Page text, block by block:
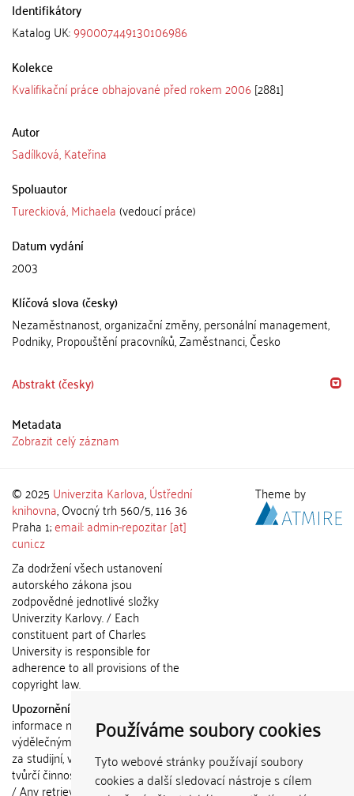
Používáme soubory cookies
Tyto webové stránky používají soubory
cookies a další sledovací nástroje s cílem
Identifikátory
Katalog UK:990007449130106986
Kolekce
Kvalifikační práce obhajované před rokem 2006[2881]
Autor
Sadílková, Kateřina
Spoluautor
Tureckiová, Michaela(vedoucí práce)
Datum vydání
2003
Klíčová slova (česky)
Nezaměstnanost, organizační změny, personální management,
Podniky, Propouštění pracovníků, Zaměstnanci, Česko
Abstrakt (česky)
Metadata
Zobrazit celý záznam
© 2025 Univerzita Karlova,Ústřední
knihovna, Ovocný trh 560/5, 116 36
Praha 1;email: admin-repozitar [at]
cuni.cz
Za dodržení všech ustanovení
autorského zákona jsou
zodpovědné jednotlivé složky
Univerzity Karlovy. / Each
constituent part of Charles
University is responsible for
adherence to all provisions of the
copyright law.
Upozornění / Notice:
informace nemohou být použity k
výdělečným účelům nebo vydávány
za studijní, vědeckou nebo jinou
tvůrčí činnost jiné osoby než autora.
/ Any retrieved information shall not
Theme by